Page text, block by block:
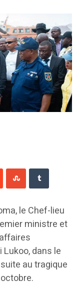
le Chef-lieu
ministre et
dans le
au tragique